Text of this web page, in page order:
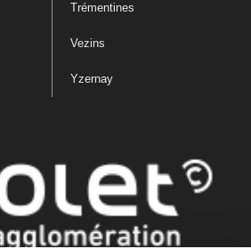
Trémentines
Vezins
Yzernay